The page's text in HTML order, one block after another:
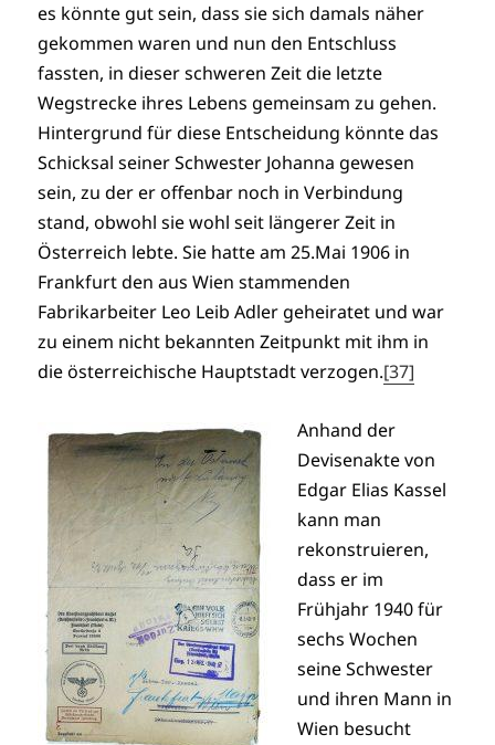
es könnte gut sein, dass sie sich damals näher
gekommen waren und nun den Entschluss
fassten, in dieser schweren Zeit die letzte
Wegstrecke ihres Lebens gemeinsam zu gehen.
Hintergrund für diese Entscheidung könnte das
Schicksal seiner Schwester Johanna gewesen
sein, zu der er offenbar noch in Verbindung
stand, obwohl sie wohl seit längerer Zeit in
Österreich lebte. Sie hatte am 25.Mai 1906 in
Frankfurt den aus Wien stammenden
Fabrikarbeiter Leo Leib Adler geheiratet und war
zu einem nicht bekannten Zeitpunkt mit ihm in
die österreichische Hauptstadt verzogen.[37]
Anhand der
Devisenakte von
Edgar Elias Kassel
kann man
rekonstruieren,
dass er im
Frühjahr 1940 für
sechs Wochen
seine Schwester
und ihren Mann in
Wien besucht